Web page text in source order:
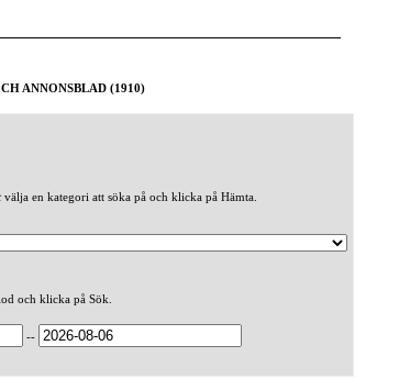
ANNONSBLAD (1910)
välja en kategori att söka på och klicka på Hämta.
och klicka på Sök.
--